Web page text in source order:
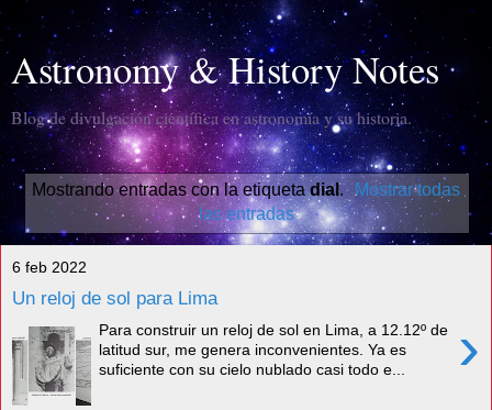
Astronomy & History Notes
Blog de divulgación científica en astronomía y su historia.
Mostrando entradas con la etiquetadial. Mostrar todas
las entradas
6 feb 2022
Un reloj de sol para Lima
›
Para construir un reloj de sol en Lima, a 12.12º de
latitud sur, me genera inconvenientes. Ya es
suficiente con su cielo nublado casi todo e...